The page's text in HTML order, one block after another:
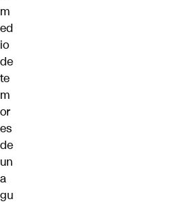
m
ed
io
de
te
m
or
es
de
un
a
gu